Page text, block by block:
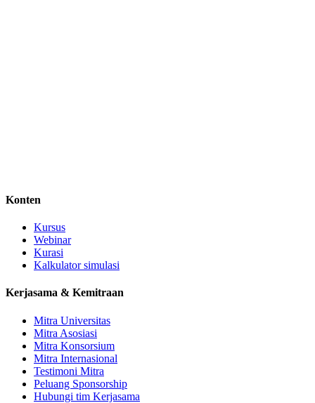
Konten
Kursus
Webinar
Kurasi
Kalkulator simulasi
Kerjasama & Kemitraan
Mitra Universitas
Mitra Asosiasi
Mitra Konsorsium
Mitra Internasional
Testimoni Mitra
Peluang Sponsorship
Hubungi tim Kerjasama